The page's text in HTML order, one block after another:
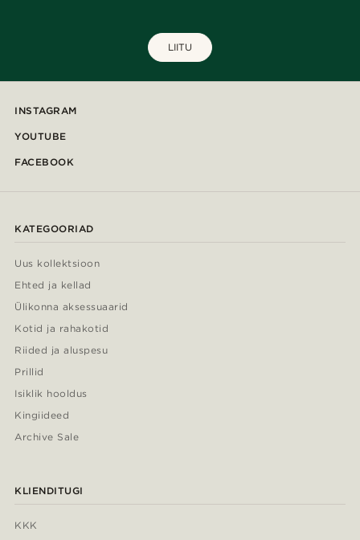
LIITU
INSTAGRAM
YOUTUBE
FACEBOOK
KATEGOORIAD
Uus kollektsioon
Ehted ja kellad
Ülikonna aksessuaarid
Kotid ja rahakotid
Riided ja aluspesu
Prillid
Isiklik hooldus
Kingiideed
Archive Sale
KLIENDITUGI
KKK